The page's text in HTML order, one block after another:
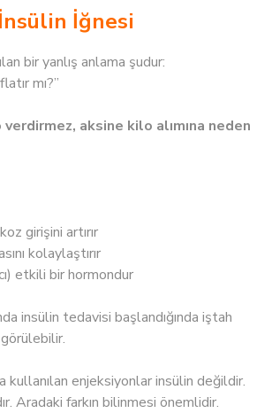
İğnesi
bir yanlış anlama şudur:
mı?”
aksine kilo alımına neden
girişini artırır
kolaylaştırır
etkili bir hormondur
insülin tedavisi başlandığında iştah
görülebilir.
kullanılan enjeksiyonlar insülin değildir.
Aradaki farkın bilinmesi önemlidir.